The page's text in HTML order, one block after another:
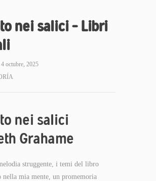
nei salici – Libri
4 octubre, 2025
nei salici
Grahame
struggente, i temi del libro
nella mia mente, un promemoria